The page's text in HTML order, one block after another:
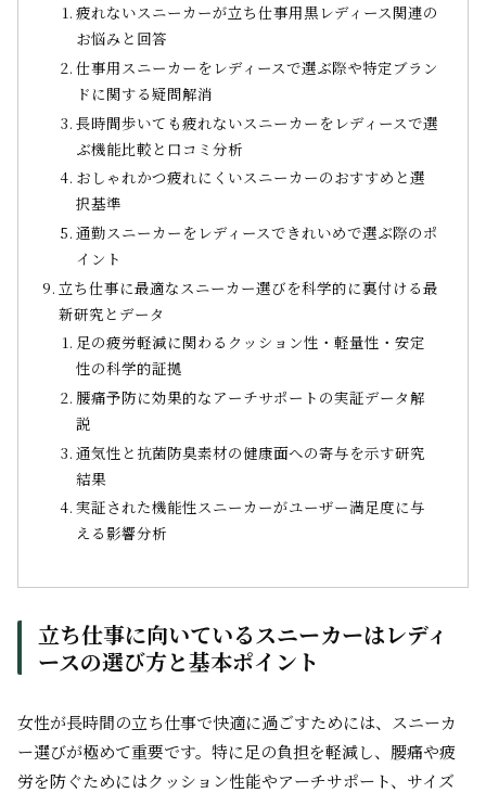
疲れないスニーカーが立ち仕事用黒レディース関連の
お悩みと回答
仕事用スニーカーをレディースで選ぶ際や特定ブラン
ドに関する疑問解消
長時間歩いても疲れないスニーカーをレディースで選
ぶ機能比較と口コミ分析
おしゃれかつ疲れにくいスニーカーのおすすめと選
択基準
通勤スニーカーをレディースできれいめで選ぶ際のポ
イント
立ち仕事に最適なスニーカー選びを科学的に裏付ける最
新研究とデータ
足の疲労軽減に関わるクッション性・軽量性・安定
性の科学的証拠
腰痛予防に効果的なアーチサポートの実証データ解
説
通気性と抗菌防臭素材の健康面への寄与を示す研究
結果
実証された機能性スニーカーがユーザー満足度に与
える影響分析
立ち仕事に向いているスニーカーはレディ
ースの選び方と基本ポイント
女性が長時間の立ち仕事で快適に過ごすためには、スニーカ
ー選びが極めて重要です。特に足の負担を軽減し、腰痛や疲
労を防ぐためにはクッション性能やアーチサポート、サイズ